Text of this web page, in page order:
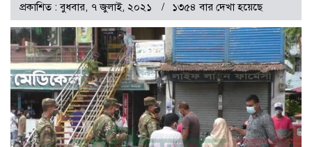
প্রকাশিত : বুধবার, ৭ জুলাই, ২০২১ ১৩৫৪ বার দেখা হয়েছে